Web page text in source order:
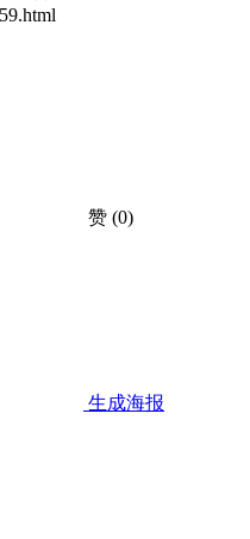
赞 (0)
生成海报